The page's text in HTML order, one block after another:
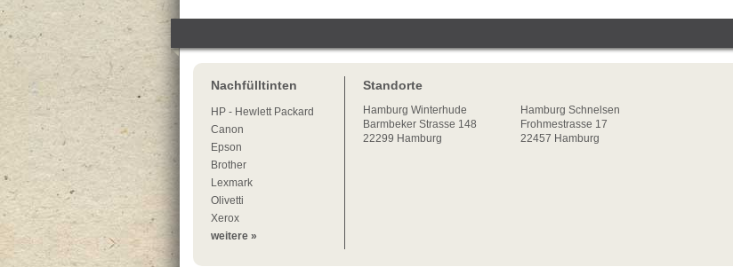
Nachfülltinten
HP - Hewlett Packard
Canon
Epson
Brother
Lexmark
Olivetti
Xerox
weitere »
Standorte
Hamburg Winterhude
Barmbeker Strasse 148
22299 Hamburg
Hamburg Schnelsen
Frohmestrasse 17
22457 Hamburg